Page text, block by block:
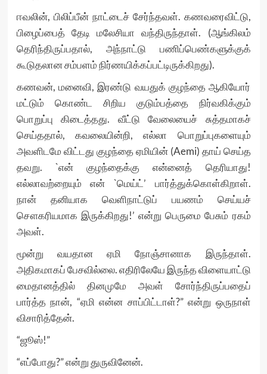
ஈவலின், பிலிப்பீன் நாட்டைச் சேர்ந்தவள். கணவரைவிட்டு,
பிழைப்பைத் தேடி மலேசியா வந்திருந்தாள். (ஆங்கிலம்
தெரிந்திருப்பதால், அந்நாட்டு பணிப்பெண்களுக்குக்
கூடுதலான சம்பளம் நிர்ணயிக்கப்பட்டிருக்கிறது).
கணவன், மனைவி, இரண்டு வயதுக் குழந்தை ஆகியோர்
மட்டும் கொண்ட சிறிய குடும்பத்தை நிர்வகிக்கும்
பொறுப்பு கிடைத்தது. வீட்டு வேலையைச் சுத்தமாகச்
செய்ததால், கவலையின்றி, எல்லா பொறுப்புகளையும்
அவளிடமே விட்டது குழந்தை ஏமியின் (Aemi) தாய் செய்த
தவறு. `என் குழந்தைக்கு என்னைத் தெரியாது!
எல்லாவற்றையும் என் `மெய்ட்’ பார்த்துக்கொள்கிறாள்.
நான் தனியாக வெளிநாட்டுப் பயணம் செய்யச்
சௌகரியமாக இருக்கிறது!’ என்று பெருமை பேசும் ரகம்
அவள்.
மூன்று வயதான ஏமி நோஞ்சானாக இருந்தாள்.
அதிகமாகப் பேசவில்லை. எதிரிலேயே இருந்த விளையாட்டு
மைதானத்தில் தினமுமே அவள் சோர்ந்திருப்பதைப்
பார்த்த நான், “ஏமி என்ன சாப்பிட்டாள்?” என்று ஒருநாள்
விசாரித்தேன்.
“ஜூஸ்!”
“எப்போது?” என்று துருவினேன்.